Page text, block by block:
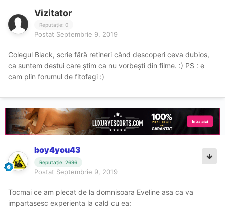
Vizitator
Reputație: 0
Postat Septembrie 9, 2019
Colegul Black, scrie fără retineri când descoperi ceva dubios,
ca suntem destui care știm ca nu vorbești din filme. :) PS : e
cam plin forumul de fitofagi :)
boy4you43
Reputație: 2696
Postat Septembrie 9, 2019
Tocmai ce am plecat de la domnisoara Eveline asa ca va
impartasesc experienta la cald cu ea: